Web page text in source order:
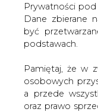
Prywatności
Dane zbierane
być
podstawach.
Pamiętaj, że w
osobowych
a przede
oraz prawo
i usług